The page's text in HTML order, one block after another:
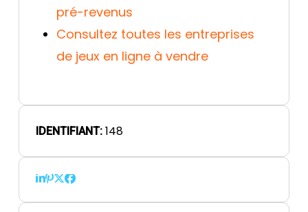
pré-revenus
Consultez toutes les entreprises
de jeux en ligne à vendre
IDENTIFIANT:148